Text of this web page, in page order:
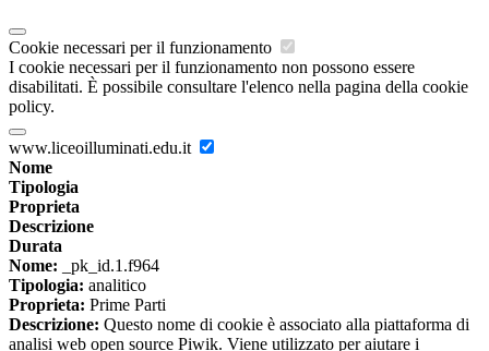
Cookie necessari per il funzionamento
I cookie necessari per il funzionamento non possono essere
disabilitati. È possibile consultare l'elenco nella pagina della cookie
policy.
www.liceoilluminati.edu.it
Nome
Tipologia
Proprieta
Descrizione
Durata
Nome: _pk_id.1.f964
Tipologia: analitico
Proprieta: Prime Parti
Descrizione: Questo nome di cookie è associato alla piattaforma di
analisi web open source Piwik. Viene utilizzato per aiutare i